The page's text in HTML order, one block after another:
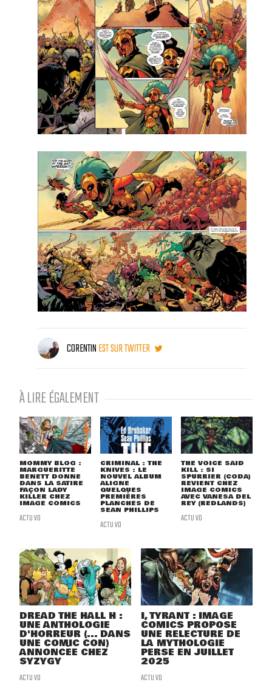
CORENTINEST SUR TWITTER
À LIRE ÉGALEMENT
MOMMY BLOG :
MARGUERITTE
BENETT DONNE
DANS LA SATIRE
FAÇON LADY
KILLER CHEZ
IMAGE COMICS
ACTU VO
CRIMINAL : THE
KNIVES : LE
NOUVEL ALBUM
ALIGNE
QUELQUES
PREMIÈRES
PLANCHES DE
SEAN PHILLIPS
ACTU VO
THE VOICE SAID
KILL : SI
SPURRIER (CODA)
REVIENT CHEZ
IMAGE COMICS
AVEC VANESA DEL
REY (REDLANDS)
ACTU VO
DREAD THE HALL H :
UNE ANTHOLOGIE
D'HORREUR (... DANS
UNE COMIC CON)
ANNONCÉE CHEZ
SYZYGY
ACTU VO
I, TYRANT : IMAGE
COMICS PROPOSE
UNE RELECTURE DE
LA MYTHOLOGIE
PERSE EN JUILLET
2025
ACTU VO